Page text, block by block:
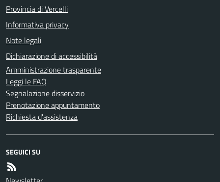
Provincia di Vercelli
Informativa privacy
Note legali
Dichiarazione di accessibilità
Amministrazione trasparente
Leggi le FAQ
Segnalazione disservizio
Prenotazione appuntamento
Richiesta d'assistenza
SEGUICI SU